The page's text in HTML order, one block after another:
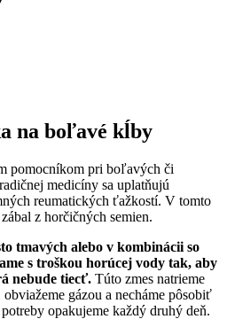
na boľavé kĺby
pomocníkom pri boľavých či
medicíny sa uplatňujú
reumatických ťažkostí. V tomto
z horčičných semien.
tmavých alebo v kombinácii so
s troškou horúcej vody tak, aby
nebude tiecť. Túto zmes natrieme
gázou a necháme pôsobiť
opakujeme každý druhý deň.